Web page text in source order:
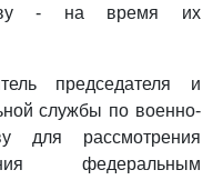
- на время их
председателя и
службы по военно-
для рассмотрения
федеральным